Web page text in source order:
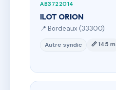
AB3722014
ILOT ORION
📍 Bordeaux (33300)
Autre syndic 📏 145 m